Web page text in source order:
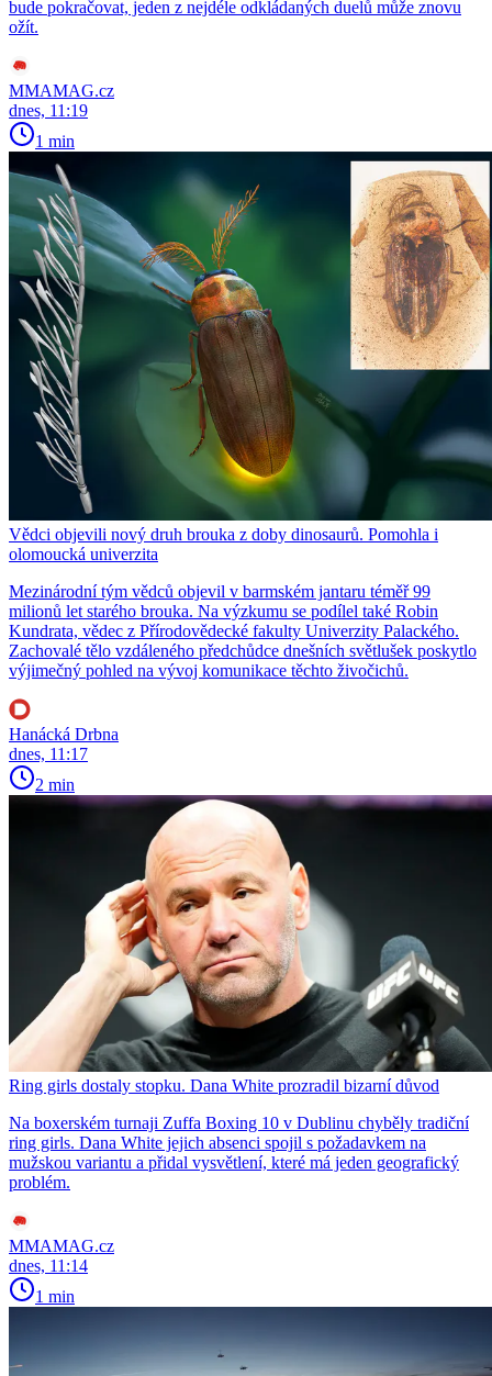
bude pokračovat, jeden z nejdéle odkládaných duelů může znovu
ožít.
MMAMAG.cz
dnes, 11:19
1 min
Vědci objevili nový druh brouka z doby dinosaurů. Pomohla i
olomoucká univerzita
Mezinárodní tým vědců objevil v barmském jantaru téměř 99
milionů let starého brouka. Na výzkumu se podílel také Robin
Kundrata, vědec z Přírodovědecké fakulty Univerzity Palackého.
Zachovalé tělo vzdáleného předchůdce dnešních světlušek poskytlo
výjimečný pohled na vývoj komunikace těchto živočichů.
Hanácká Drbna
dnes, 11:17
2 min
Ring girls dostaly stopku. Dana White prozradil bizarní důvod
Na boxerském turnaji Zuffa Boxing 10 v Dublinu chyběly tradiční
ring girls. Dana White jejich absenci spojil s požadavkem na
mužskou variantu a přidal vysvětlení, které má jeden geografický
problém.
MMAMAG.cz
dnes, 11:14
1 min